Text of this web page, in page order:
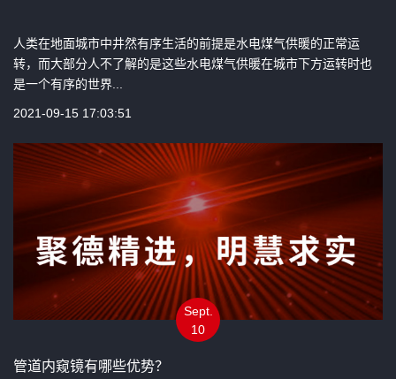
人类在地面城市中井然有序生活的前提是水电煤气供暖的正常运
转，而大部分人不了解的是这些水电煤气供暖在城市下方运转时也
是一个有序的世界...
2021-09-15 17:03:51
Sept.
10
管道内窥镜有哪些优势？